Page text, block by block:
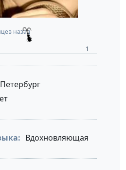
назад
1
Вдохновляющая